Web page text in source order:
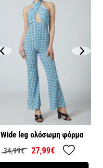
Wide leg ολόσωμη φόρμα
34,99€ 27,99€